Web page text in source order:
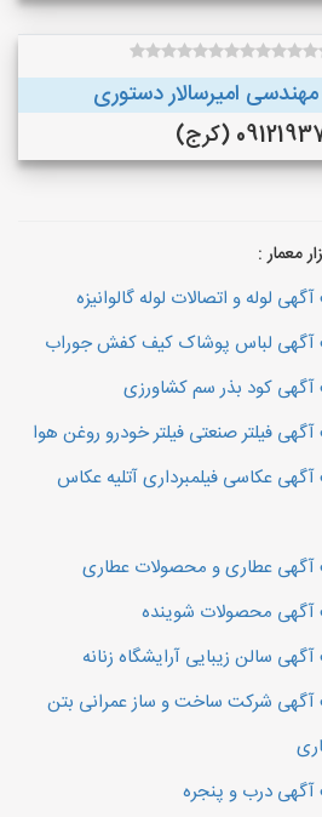
امیرسالار دستوری
(کرج)
معمار :
لوله و اتصالات لوله گالوانیزه
لباس پوشاک کیف کفش جوراب
کود بذر سم کشاورزی
فیلتر صنعتی فیلتر خودرو روغن هوا
عکاسی فیلمبرداری آتلیه عکاس
عطاری و محصولات عطاری
محصولات شوینده
سالن زیبایی آرایشگاه زنانه
شرکت ساخت و ساز عمرانی بتن
درب و پنجره